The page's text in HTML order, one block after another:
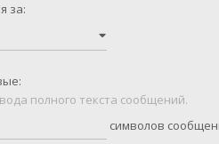
за:
полного текста сообщений.
символов